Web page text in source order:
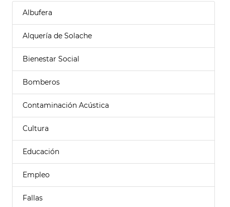
Albufera
Alquería de Solache
Bienestar Social
Bomberos
Contaminación Acústica
Cultura
Educación
Empleo
Fallas